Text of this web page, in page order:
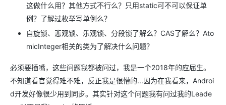
这做什么用？其他方式不行么？只用static可不可以保证单
例？了解过枚举写单例么？
自旋锁、悲观锁、乐观锁、分段锁了解么？CAS了解么？Ato
micInteger相关的类为了解决什么问题？
必须要插嘴，这些问题我都被问过，我是一个2018年的应届生。
不知道看官觉得难不难，反正我是很懵的...因为在我看来，Androi
d开发好像很少用到同步。其实针对这个问题我有问过我的Leade